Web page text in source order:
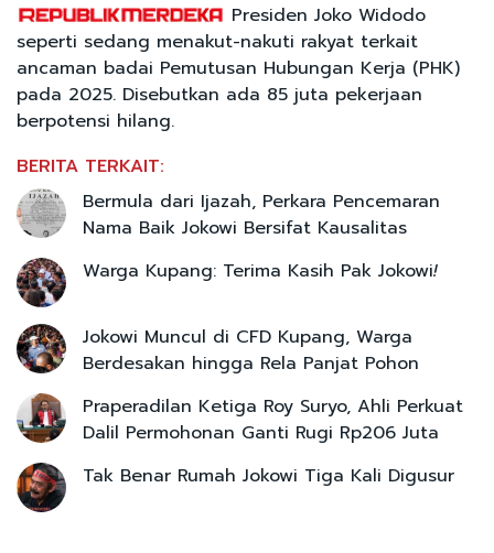
Presiden Joko Widodo
seperti sedang menakut-nakuti rakyat terkait
ancaman badai Pemutusan Hubungan Kerja (PHK)
pada 2025. Disebutkan ada 85 juta pekerjaan
berpotensi hilang.
BERITA TERKAIT:
Bermula dari Ijazah, Perkara Pencemaran
Nama Baik Jokowi Bersifat Kausalitas
Warga Kupang: Terima Kasih Pak Jokowi!
Jokowi Muncul di CFD Kupang, Warga
Berdesakan hingga Rela Panjat Pohon
Praperadilan Ketiga Roy Suryo, Ahli Perkuat
Dalil Permohonan Ganti Rugi Rp206 Juta
Tak Benar Rumah Jokowi Tiga Kali Digusur